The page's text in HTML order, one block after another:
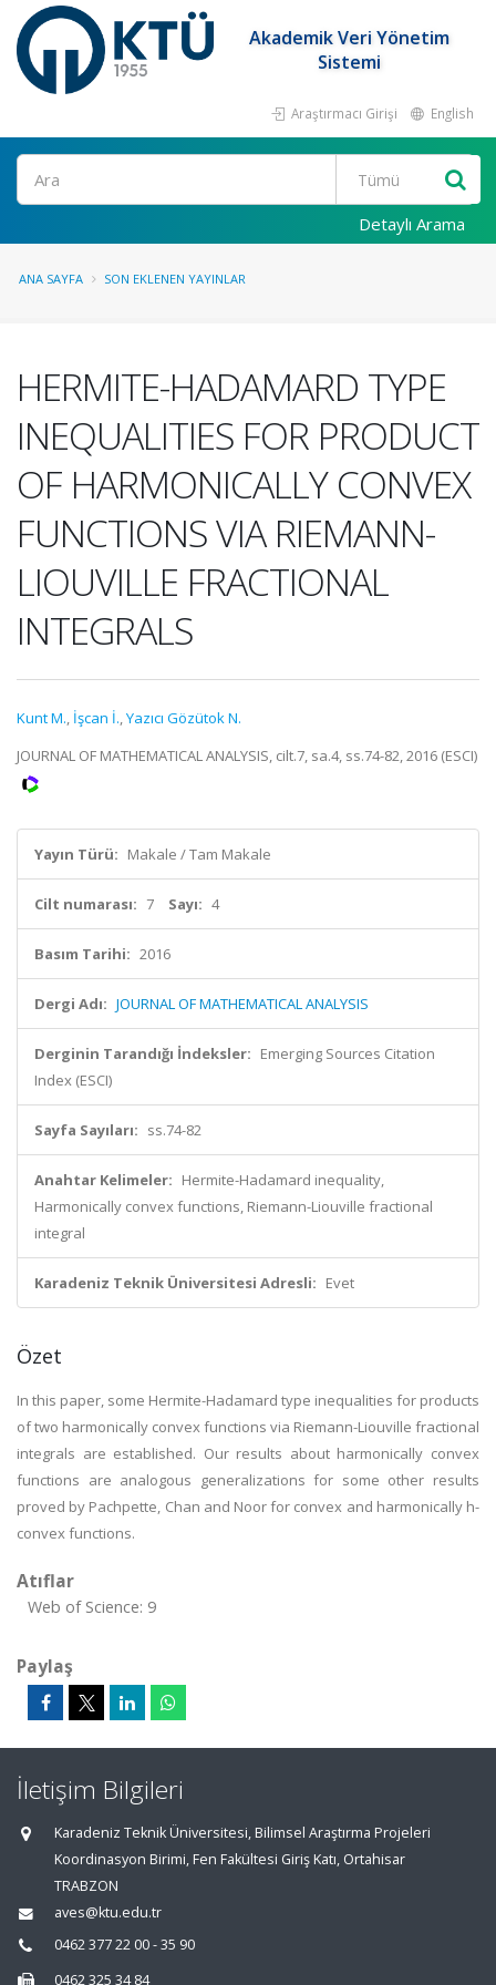
Akademik Veri Yönetim
Sistemi
Araştırmacı Girişi English
Ara
Detaylı Arama
ANA SAYFA SON EKLENEN YAYINLAR
HERMITE-HADAMARD TYPE
INEQUALITIES FOR PRODUCT
OF HARMONICALLY CONVEX
FUNCTIONS VIA RIEMANN-
LIOUVILLE FRACTIONAL
INTEGRALS
Kunt M., İşcan İ.,Yazıcı Gözütok N.
JOURNAL OF MATHEMATICAL ANALYSIS, cilt.7, sa.4, ss.74-82, 2016 (ESCI)
Yayın Türü: Makale / Tam Makale
Cilt numarası: 7 Sayı: 4
Basım Tarihi: 2016
Dergi Adı: JOURNAL OF MATHEMATICAL ANALYSIS
Derginin Tarandığı İndeksler: Emerging Sources Citation
Index (ESCI)
Sayfa Sayıları: ss.74-82
Anahtar Kelimeler: Hermite-Hadamard inequality,
Harmonically convex functions, Riemann-Liouville fractional
integral
Karadeniz Teknik Üniversitesi Adresli: Evet
Özet
In this paper, some Hermite-Hadamard type inequalities for products
of two harmonically convex functions via Riemann-Liouville fractional
integrals are established. Our results about harmonically convex
functions are analogous generalizations for some other results
proved by Pachpette, Chan and Noor for convex and harmonically h-
convex functions.
Atıflar
Web of Science: 9
Paylaş
İletişim Bilgileri
Karadeniz Teknik Üniversitesi, Bilimsel Araştırma Projeleri
Koordinasyon Birimi, Fen Fakültesi Giriş Katı, Ortahisar
TRABZON
aves@ktu.edu.tr
0462 377 22 00 - 35 90
0462 325 34 84